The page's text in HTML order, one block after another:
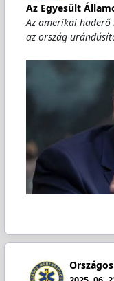
Az Egyesült
Az amerikai
az ország